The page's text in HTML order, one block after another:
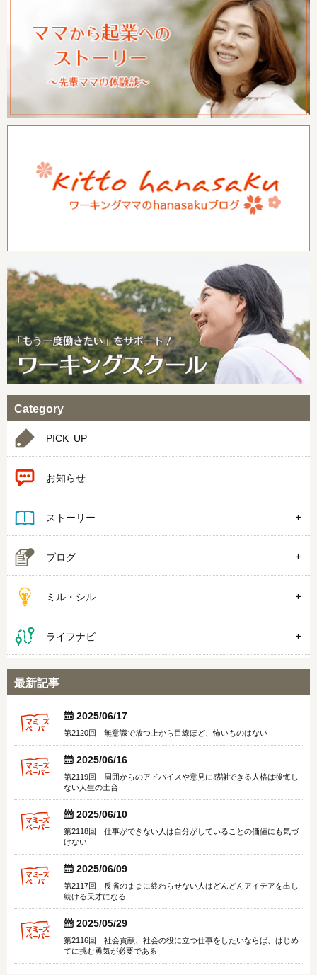
Category
PICK UP
お知らせ
ストーリー
ブログ
ミル・シル
ライフナビ
最新記事
  2025/06/17
第2120回 無意識で放つ上から目線ほど、怖いものはない
  2025/06/16
第2119回 周囲からのアドバイスや意見に感謝できる人格は後悔し
ない人生の土台
  2025/06/10
第2118回 仕事ができない人は自分がしていることの価値にも気づ
けない
  2025/06/09
第2117回 反省のままに終わらせない人はどんどんアイデアを出し
続ける天才になる
  2025/05/29
第2116回 社会貢献、社会の役に立つ仕事をしたいならば、はじめ
てに挑む勇気が必要である